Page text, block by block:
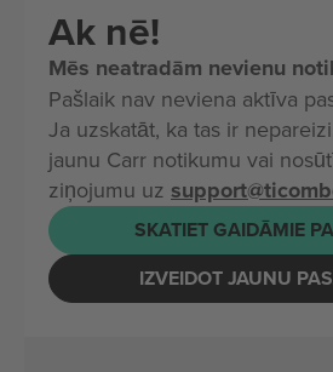
Ak nē!
Mēs neatradām nevienu
Pašlaik nav neviena aktīva
Ja uzskatāt, ka tas ir
jaunu Carr notikumu vai
ziņojumu uz
SKATIET GAIDĀMIE
IZVEIDOT JAUNU